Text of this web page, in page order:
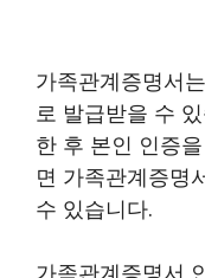
가족관계증명서
로 발급받을 수
한 후 본인 인증
면 가족관계증명
수 있습니다.
가족관계증명서